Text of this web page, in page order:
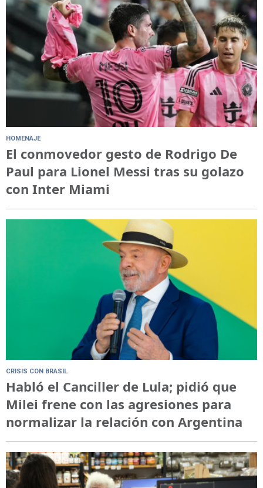
HOMENAJE
El conmovedor gesto de Rodrigo De
Paul para Lionel Messi tras su golazo
con Inter Miami
CRISIS CON BRASIL
Habló el Canciller de Lula; pidió que
Milei frene con las agresiones para
normalizar la relación con Argentina